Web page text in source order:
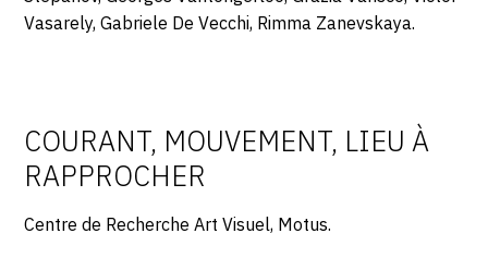
Vasarely, Gabriele De Vecchi, Rimma Zanevskaya.
COURANT, MOUVEMENT, LIEU À
RAPPROCHER
Centre de Recherche Art Visuel, Motus.